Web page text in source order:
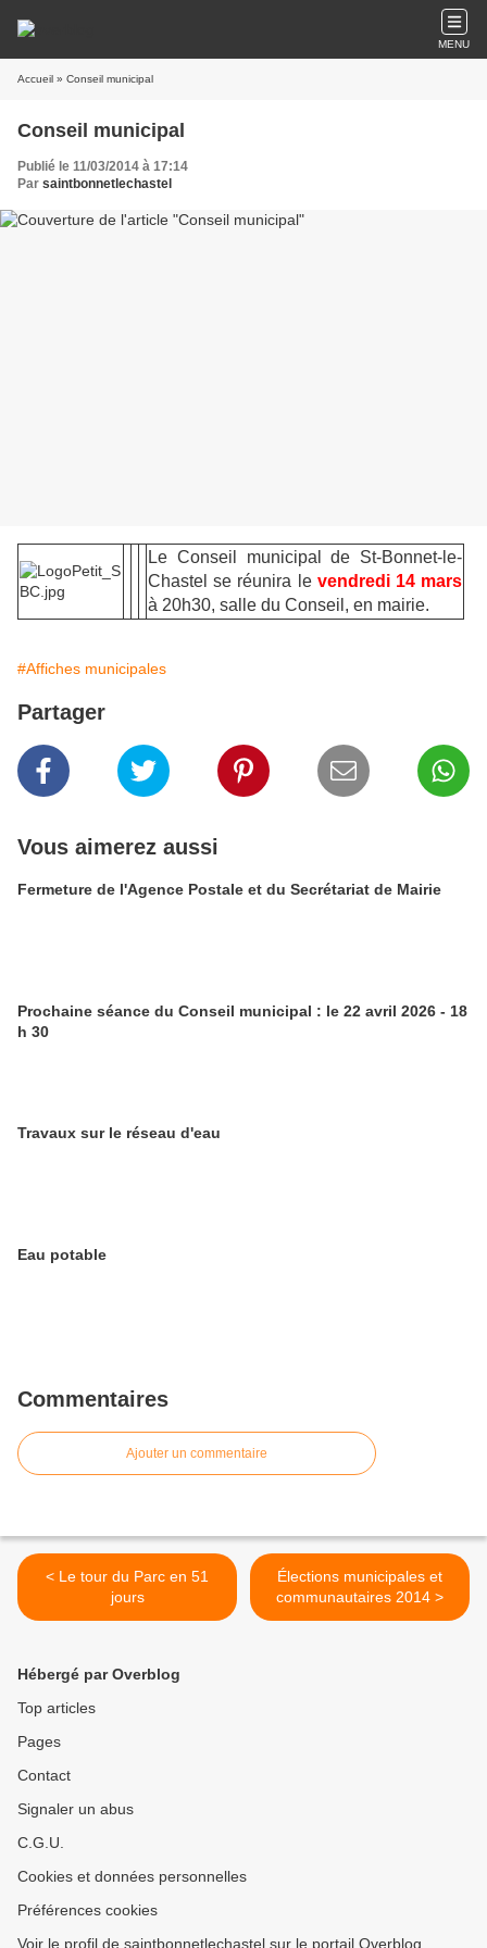
MENU
Accueil » Conseil municipal
Conseil municipal
Publié le 11/03/2014 à 17:14
Par saintbonnetlechastel
Le Conseil municipal de St-Bonnet-le-
Chastel se réunira le vendredi 14 mars
à 20h30, salle du Conseil, en mairie.
#Affiches municipales
Partager
Vous aimerez aussi
Fermeture de l'Agence Postale et du Secrétariat de Mairie
Prochaine séance du Conseil municipal : le 22 avril 2026 - 18
h 30
Travaux sur le réseau d'eau
Eau potable
Commentaires
Ajouter un commentaire
< Le tour du Parc en 51
jours
Élections municipales et
communautaires 2014 >
Hébergé par Overblog
Top articles
Pages
Contact
Signaler un abus
C.G.U.
Cookies et données personnelles
Préférences cookies
Voir le profil de saintbonnetlechastel sur le portail Overblog